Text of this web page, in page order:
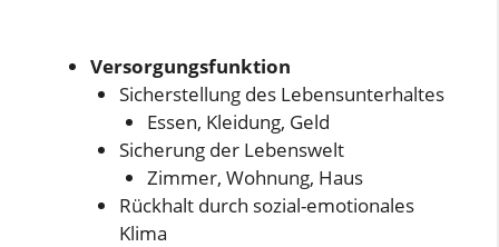
Versorgungsfunktion
Sicherstellung des Lebensunterhaltes
Essen, Kleidung, Geld
Sicherung der Lebenswelt
Zimmer, Wohnung, Haus
Rückhalt durch sozial-emotionales
Klima